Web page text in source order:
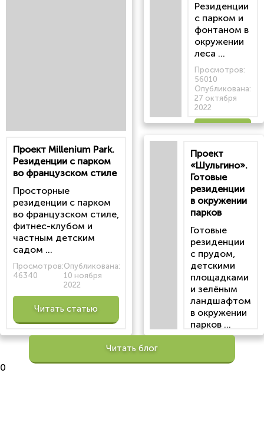
Проект Millenium Park.
Резиденции с парком
во французском стиле
Просторные
резиденции с парком
во французском стиле,
фитнес-клубом и
частным детским
садом ...
Просмотров:
46340
Опубликована:
10 ноября
2022
Читать статью
Резиденции
с парком и
фонтаном в
окружении
леса ...
Просмотров:
56010
Опубликована:
27 октября
2022
статью
Проект
«Шульгино».
Готовые
резиденции
в окружении
парков
Готовые
резиденции
с прудом,
детскими
площадками
и зелёным
ландшафтом
в окружении
парков ...
Просмотров:
Опубликована:
Читать блог
0